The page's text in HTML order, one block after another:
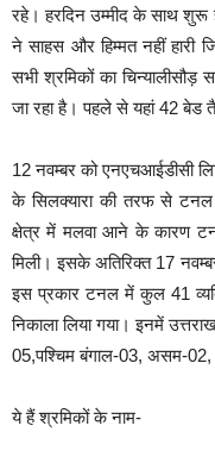
रहे। हरदिन उम्मीद के साथ शुरू
ने साहस और हिम्मत नहीं
सभी श्रमिकों का चिन्यालीसौड़
जा रहा है। पहले से यहां 42 बेड
12 नवम्बर को एनएचआईडीसी
के सिलक्यारा की तरफ से
क्षेत्र में मलवा आने के कारण
मिली। इसके अतिरिक्त 17
इस प्रकार टनल में कुल 41
निकाला लिया गया। इनमें
05,पश्चिम बंगाल-03, असम-
ये हैं श्रमिकों के नाम-